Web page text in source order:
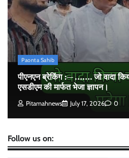
पीएनएन ब्रेकिंग :—
स्कूल के पार्थ ने। पढे पूरी
Pitamahnews
Paonta Sahib
पीएनएन ब्रेकिंग :— ……. जो वादा
एसडीएम की मार्फत भेजा ज्ञापन।
Pitamahnews July 17, 2026 0
Follow us on: